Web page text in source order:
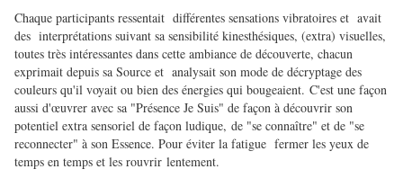
Chaque participants ressentait différentes sensations vibratoires et avait
des interprétations suivant sa sensibilité kinesthésiques, (extra) visuelles,
toutes très intéressantes dans cette ambiance de découverte, chacun
exprimait depuis sa Source et analysait son mode de décryptage des
couleurs qu'il voyait ou bien des énergies qui bougeaient. C'est une façon
aussi d'œuvrer avec sa "Présence Je Suis" de façon à découvrir son
potentiel extra sensoriel de façon ludique, de "se connaître" et de "se
reconnecter" à son Essence. Pour éviter la fatigue fermer les yeux de
temps en temps et les rouvrir lentement.